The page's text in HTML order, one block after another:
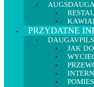
PRZYDATNE
DAUGAVPILS
JAK